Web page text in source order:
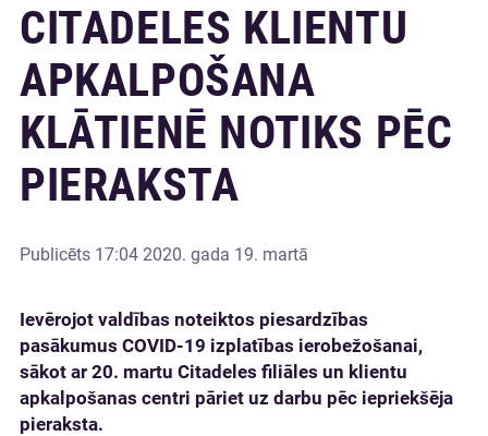
CITADELES KLIENTU
APKALPOŠANA
KLĀTIENĒ NOTIKS PĒC
PIERAKSTA
Publicēts 17:04 2020. gada 19. martā
Ievērojot valdības noteiktos piesardzības
pasākumus COVID-19 izplatības ierobežošanai,
sākot ar 20. martu Citadeles filiāles un klientu
apkalpošanas centri pāriet uz darbu pēc iepriekšēja
pieraksta.